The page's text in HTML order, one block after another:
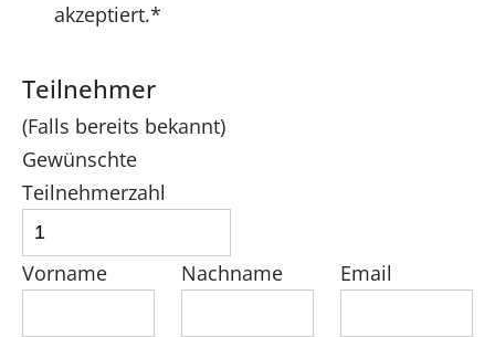
akzeptiert.*
Teilnehmer
(Falls bereits bekannt)
Gewünschte
Teilnehmerzahl
Vorname Nachname Email